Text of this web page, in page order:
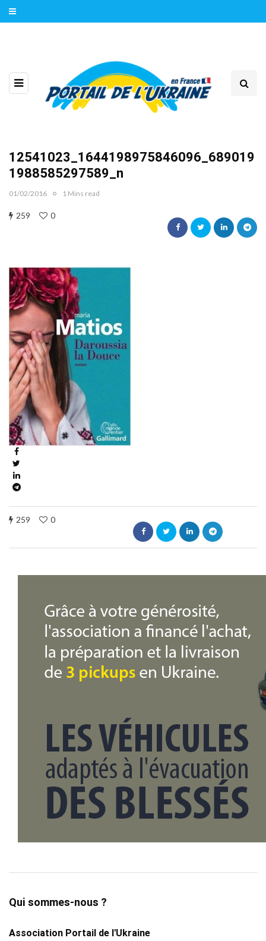
12541023_1644198975846096_689019
1988585297589_n
01/02/2016 1 Mins read
259 0
259 0
Qui sommes-nous ?
Association Portail de l'Ukraine